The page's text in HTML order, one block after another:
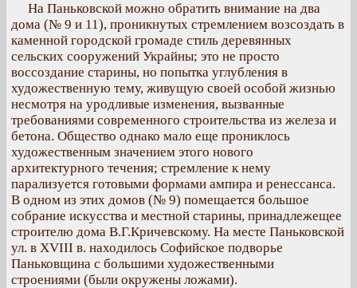
На Паньковской можно обратить внимание на два
дома (№ 9 и 11), проникнутых стремлением возсоздать в
каменной городской громаде стиль деревянных
сельских сооружений Украйны; это не просто
воссоздание старины, но попытка углубления в
художественную тему, живущую своей особой жизнью
несмотря на уродливые изменения, вызванные
требованиями современного строительства из железа и
бетона. Общество однако мало еще прониклось
художественным значением этого нового
архитектурного течения; стремление к нему
парализуется готовыми формами ампира и ренессанса.
В одном из этих домов (№ 9) помещается большое
собрание искусства и местной старины, принадлежещее
строителю дома В.Г.Кричевскому. На месте Паньковской
ул. в XVIII в. находилось Софийское подворье
Паньковщина с большими художественными
строениями (были окружены ложами).